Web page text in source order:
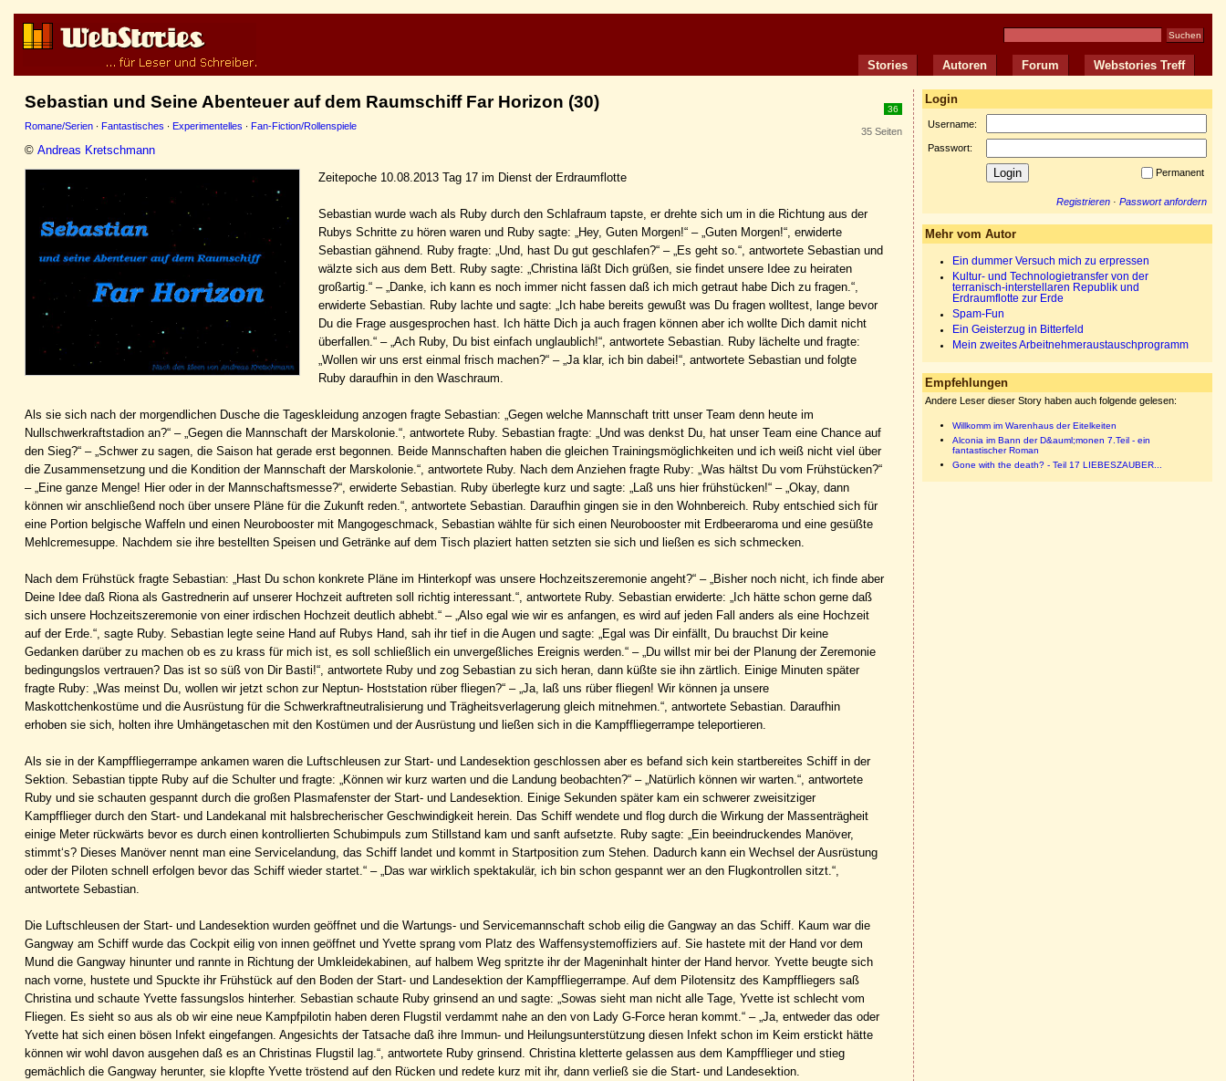
Stories Autoren Forum Webstories Treff
36
35 Seiten
Sebastian und Seine Abenteuer auf dem Raumschiff Far Horizon (30)
Romane/Serien · Fantastisches · Experimentelles · Fan-Fiction/Rollenspiele
© Andreas Kretschmann
Zeitepoche 10.08.2013 Tag 17 im Dienst der Erdraumflotte
Sebastian wurde wach als Ruby durch den Schlafraum tapste, er drehte sich um in die Richtung aus der
Rubys Schritte zu hören waren und Ruby sagte: „Hey, Guten Morgen!“ – „Guten Morgen!“, erwiderte
Sebastian gähnend. Ruby fragte: „Und, hast Du gut geschlafen?“ – „Es geht so.“, antwortete Sebastian und
wälzte sich aus dem Bett. Ruby sagte: „Christina läßt Dich grüßen, sie findet unsere Idee zu heiraten
großartig.“ – „Danke, ich kann es noch immer nicht fassen daß ich mich getraut habe Dich zu fragen.“,
erwiderte Sebastian. Ruby lachte und sagte: „Ich habe bereits gewußt was Du fragen wolltest, lange bevor
Du die Frage ausgesprochen hast. Ich hätte Dich ja auch fragen können aber ich wollte Dich damit nicht
überfallen.“ – „Ach Ruby, Du bist einfach unglaublich!“, antwortete Sebastian. Ruby lächelte und fragte:
„Wollen wir uns erst einmal frisch machen?“ – „Ja klar, ich bin dabei!“, antwortete Sebastian und folgte
Ruby daraufhin in den Waschraum.
Als sie sich nach der morgendlichen Dusche die Tageskleidung anzogen fragte Sebastian: „Gegen welche Mannschaft tritt unser Team denn heute im
Nullschwerkraftstadion an?“ – „Gegen die Mannschaft der Marskolonie.“, antwortete Ruby. Sebastian fragte: „Und was denkst Du, hat unser Team eine Chance auf
den Sieg?“ – „Schwer zu sagen, die Saison hat gerade erst begonnen. Beide Mannschaften haben die gleichen Trainingsmöglichkeiten und ich weiß nicht viel über
die Zusammensetzung und die Kondition der Mannschaft der Marskolonie.“, antwortete Ruby. Nach dem Anziehen fragte Ruby: „Was hältst Du vom Frühstücken?“
– „Eine ganze Menge! Hier oder in der Mannschaftsmesse?“, erwiderte Sebastian. Ruby überlegte kurz und sagte: „Laß uns hier frühstücken!“ – „Okay, dann
können wir anschließend noch über unsere Pläne für die Zukunft reden.“, antwortete Sebastian. Daraufhin gingen sie in den Wohnbereich. Ruby entschied sich für
eine Portion belgische Waffeln und einen Neurobooster mit Mangogeschmack, Sebastian wählte für sich einen Neurobooster mit Erdbeeraroma und eine gesüßte
Mehlcremesuppe. Nachdem sie ihre bestellten Speisen und Getränke auf dem Tisch plaziert hatten setzten sie sich und ließen es sich schmecken.
Nach dem Frühstück fragte Sebastian: „Hast Du schon konkrete Pläne im Hinterkopf was unsere Hochzeitszeremonie angeht?“ – „Bisher noch nicht, ich finde aber
Deine Idee daß Riona als Gastrednerin auf unserer Hochzeit auftreten soll richtig interessant.“, antwortete Ruby. Sebastian erwiderte: „Ich hätte schon gerne daß
sich unsere Hochzeitszeremonie von einer irdischen Hochzeit deutlich abhebt.“ – „Also egal wie wir es anfangen, es wird auf jeden Fall anders als eine Hochzeit
auf der Erde.“, sagte Ruby. Sebastian legte seine Hand auf Rubys Hand, sah ihr tief in die Augen und sagte: „Egal was Dir einfällt, Du brauchst Dir keine
Gedanken darüber zu machen ob es zu krass für mich ist, es soll schließlich ein unvergeßliches Ereignis werden.“ – „Du willst mir bei der Planung der Zeremonie
bedingungslos vertrauen? Das ist so süß von Dir Basti!“, antwortete Ruby und zog Sebastian zu sich heran, dann küßte sie ihn zärtlich. Einige Minuten später
fragte Ruby: „Was meinst Du, wollen wir jetzt schon zur Neptun- Hoststation rüber fliegen?“ – „Ja, laß uns rüber fliegen! Wir können ja unsere
Maskottchenkostüme und die Ausrüstung für die Schwerkraftneutralisierung und Trägheitsverlagerung gleich mitnehmen.“, antwortete Sebastian. Daraufhin
erhoben sie sich, holten ihre Umhängetaschen mit den Kostümen und der Ausrüstung und ließen sich in die Kampffliegerrampe teleportieren.
Als sie in der Kampffliegerrampe ankamen waren die Luftschleusen zur Start- und Landesektion geschlossen aber es befand sich kein startbereites Schiff in der
Sektion. Sebastian tippte Ruby auf die Schulter und fragte: „Können wir kurz warten und die Landung beobachten?“ – „Natürlich können wir warten.“, antwortete
Ruby und sie schauten gespannt durch die großen Plasmafenster der Start- und Landesektion. Einige Sekunden später kam ein schwerer zweisitziger
Kampfflieger durch den Start- und Landekanal mit halsbrecherischer Geschwindigkeit herein. Das Schiff wendete und flog durch die Wirkung der Massenträgheit
einige Meter rückwärts bevor es durch einen kontrollierten Schubimpuls zum Stillstand kam und sanft aufsetzte. Ruby sagte: „Ein beeindruckendes Manöver,
stimmt‘s? Dieses Manöver nennt man eine Servicelandung, das Schiff landet und kommt in Startposition zum Stehen. Dadurch kann ein Wechsel der Ausrüstung
oder der Piloten schnell erfolgen bevor das Schiff wieder startet.“ – „Das war wirklich spektakulär, ich bin schon gespannt wer an den Flugkontrollen sitzt.“,
antwortete Sebastian.
Die Luftschleusen der Start- und Landesektion wurden geöffnet und die Wartungs- und Servicemannschaft schob eilig die Gangway an das Schiff. Kaum war die
Gangway am Schiff wurde das Cockpit eilig von innen geöffnet und Yvette sprang vom Platz des Waffensystemoffiziers auf. Sie hastete mit der Hand vor dem
Mund die Gangway hinunter und rannte in Richtung der Umkleidekabinen, auf halbem Weg spritzte ihr der Mageninhalt hinter der Hand hervor. Yvette beugte sich
nach vorne, hustete und Spuckte ihr Frühstück auf den Boden der Start- und Landesektion der Kampffliegerrampe. Auf dem Pilotensitz des Kampffliegers saß
Christina und schaute Yvette fassungslos hinterher. Sebastian schaute Ruby grinsend an und sagte: „Sowas sieht man nicht alle Tage, Yvette ist schlecht vom
Fliegen. Es sieht so aus als ob wir eine neue Kampfpilotin haben deren Flugstil verdammt nahe an den von Lady G-Force heran kommt.“ – „Ja, entweder das oder
Yvette hat sich einen bösen Infekt eingefangen. Angesichts der Tatsache daß ihre Immun- und Heilungsunterstützung diesen Infekt schon im Keim erstickt hätte
können wir wohl davon ausgehen daß es an Christinas Flugstil lag.“, antwortete Ruby grinsend. Christina kletterte gelassen aus dem Kampfflieger und stieg
gemächlich die Gangway herunter, sie klopfte Yvette tröstend auf den Rücken und redete kurz mit ihr, dann verließ sie die Start- und Landesektion.
Login
Username:
Passwort:
Permanent
Registrieren · Passwort anfordern
Mehr vom Autor
Ein dummer Versuch mich zu erpressen
Kultur- und Technologietransfer von der
terranisch-interstellaren Republik und
Erdraumflotte zur Erde
Spam-Fun
Ein Geisterzug in Bitterfeld
Mein zweites Arbeitnehmeraustauschprogramm
Empfehlungen
Andere Leser dieser Story haben auch folgende gelesen:
Willkomm im Warenhaus der Eitelkeiten
Alconia im Bann der D&auml;monen 7.Teil - ein
fantastischer Roman
Gone with the death? - Teil 17 LIEBESZAUBER...